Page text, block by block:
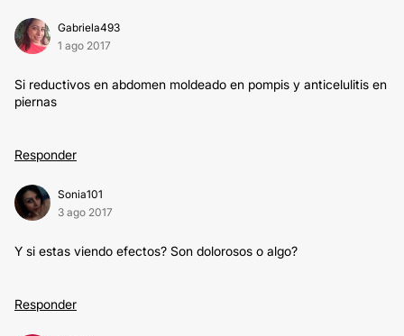
Gabriela493
1 ago 2017
Si reductivos en abdomen moldeado en pompis y anticelulitis en
piernas
Responder
Sonia101
3 ago 2017
Y si estas viendo efectos? Son dolorosos o algo?
Responder